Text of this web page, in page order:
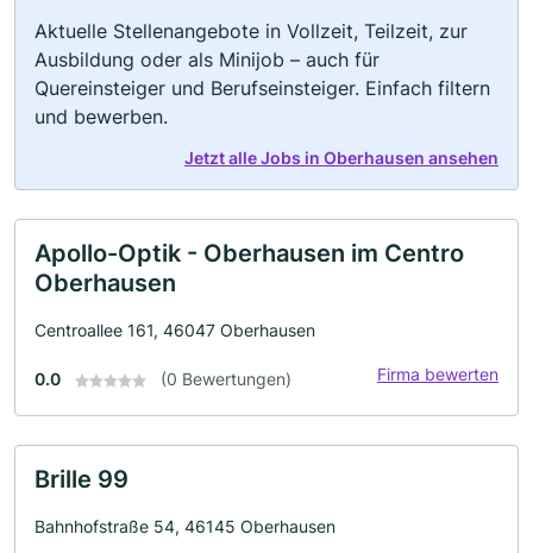
Aktuelle Stellenangebote in Vollzeit, Teilzeit, zur
Ausbildung oder als Minijob – auch für
Quereinsteiger und Berufseinsteiger. Einfach filtern
und bewerben.
Jetzt alle Jobs in Oberhausen ansehen
Apollo-Optik - Oberhausen im Centro
Oberhausen
Centroallee 161, 46047 Oberhausen
0.0 (0 Bewertungen) Firma bewerten
Brille 99
Bahnhofstraße 54, 46145 Oberhausen